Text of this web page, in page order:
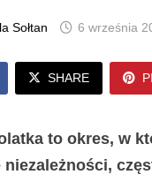
Sołtan 6 września
SHARE
to okres, w
niezależności,